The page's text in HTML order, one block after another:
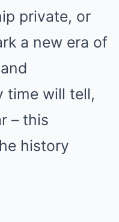
private, or
a new era of
time will tell,
– this
history